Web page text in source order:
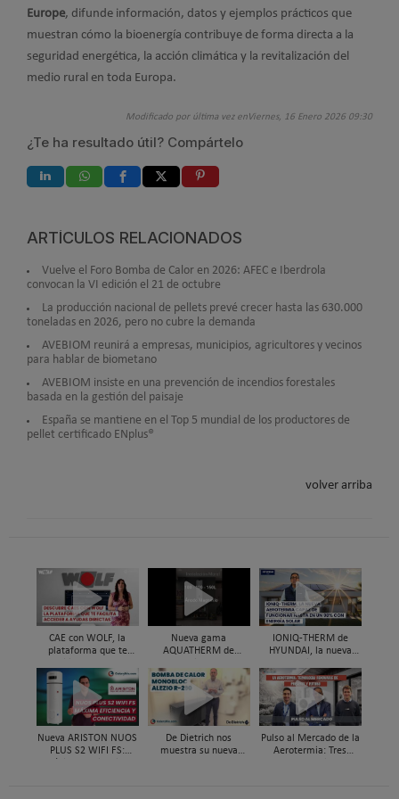
Europe, difunde información, datos y ejemplos prácticos que
muestran cómo la bioenergía contribuye de forma directa a la
seguridad energética, la acción climática y la revitalización del
medio rural en toda Europa.
Modificado por última vez enViernes, 16 Enero 2026 09:30
¿Te ha resultado útil? Compártelo
ARTÍCULOS RELACIONADOS
Vuelve el Foro Bomba de Calor en 2026: AFEC e Iberdrola
convocan la VI edición el 21 de octubre
La producción nacional de pellets prevé crecer hasta las 630.000
toneladas en 2026, pero no cubre la demanda
AVEBIOM reunirá a empresas, municipios, agricultores y vecinos
para hablar de biometano
AVEBIOM insiste en una prevención de incendios forestales
basada en la gestión del paisaje
España se mantiene en el Top 5 mundial de los productores de
pellet certificado ENplus®
volver arriba
CAE con WOLF, la
plataforma que te
ayudas directas por
instalar aerotermia
Nueva gama
AQUATHERM de
aerotermia para ACS
IONIQ-THERM de
HYUNDAI, la nueva
funcionar hasta en un
98% con energía solar
Nueva ARISTON NUOS
PLUS S2 WIFI FS:
De Dietrich nos
muestra su nueva
Pulso al Mercado de la
Aerotermia: Tres